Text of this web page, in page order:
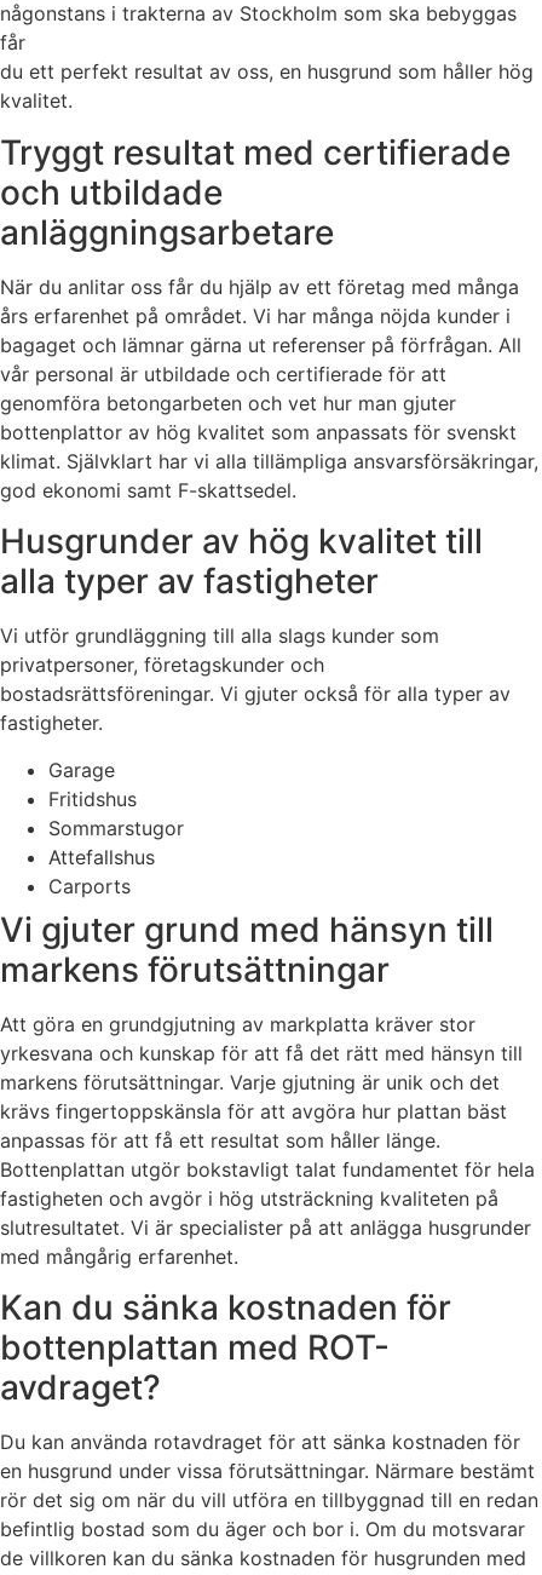
någonstans i trakterna av Stockholm som ska bebyggas
får
du ett perfekt resultat av oss, en husgrund som håller hög
kvalitet.
Tryggt resultat med certifierade
och utbildade
anläggningsarbetare
När du anlitar oss får du hjälp av ett företag med många
års erfarenhet på området. Vi har många nöjda kunder i
bagaget och lämnar gärna ut referenser på förfrågan. All
vår personal är utbildade och certifierade för att
genomföra betongarbeten och vet hur man gjuter
bottenplattor av hög kvalitet som anpassats för svenskt
klimat. Självklart har vi alla tillämpliga ansvarsförsäkringar,
god ekonomi samt F-skattsedel.
Husgrunder av hög kvalitet till
alla typer av fastigheter
Vi utför grundläggning till alla slags kunder som
privatpersoner, företagskunder och
bostadsrättsföreningar. Vi gjuter också för alla typer av
fastigheter.
Garage
Fritidshus
Sommarstugor
Attefallshus
Carports
Vi gjuter grund med hänsyn till
markens förutsättningar
Att göra en grundgjutning av markplatta kräver stor
yrkesvana och kunskap för att få det rätt med hänsyn till
markens förutsättningar. Varje gjutning är unik och det
krävs fingertoppskänsla för att avgöra hur plattan bäst
anpassas för att få ett resultat som håller länge.
Bottenplattan utgör bokstavligt talat fundamentet för hela
fastigheten och avgör i hög utsträckning kvaliteten på
slutresultatet. Vi är specialister på att anlägga husgrunder
med mångårig erfarenhet.
Kan du sänka kostnaden för
bottenplattan med ROT-
avdraget?
Du kan använda rotavdraget för att sänka kostnaden för
en husgrund under vissa förutsättningar. Närmare bestämt
rör det sig om när du vill utföra en tillbyggnad till en redan
befintlig bostad som du äger och bor i. Om du motsvarar
de villkoren kan du sänka kostnaden för husgrunden med